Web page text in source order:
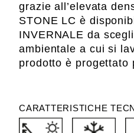
grazie all’elevata
STONE LC è
INVERNALE da
ambientale a cui si
prodotto è progettato
CARATTERISTICHE